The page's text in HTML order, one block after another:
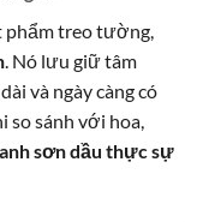
phẩm treo tường,
. Nó lưu giữ tâm
và ngày càng có
so sánh với hoa,
sơn dầu thực sự